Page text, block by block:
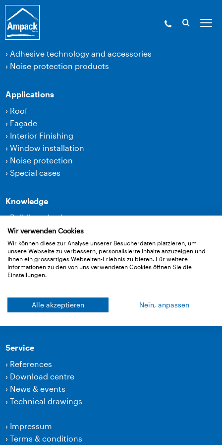
Products
›Membranes
› Adhesive technology and accessories
› Noise protection products
Applications
› Roof
› Façade
› Interior Finishing
›Window installation
› Noise protection
›Special cases
Knowledge
›Building physics
We at Ampack
›Why Ampack
›Jobs & Careers
Contacts
Service
› References
› Download centre
› News & events
›Technical drawings
› Impressum
›Terms & conditions
Wir verwenden Cookies
Wir können diese zur Analyse unserer Besucherdaten platzieren, um
unsere Webseite zu verbessern, personalisierte Inhalte anzuzeigen und
Ihnen ein grossartiges Webseiten-Erlebnis zu bieten. Für weitere
Informationen zu den von uns verwendeten Cookies öffnen Sie die
Einstellungen.
Alle akzeptieren Nein, anpassen